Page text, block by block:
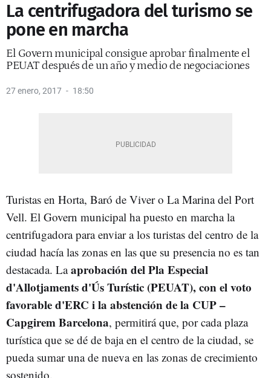
La centrifugadora del turismo se
pone en marcha
El Govern municipal consigue aprobar finalmente el
PEUAT después de un año y medio de negociaciones
27 enero, 2017 18:50
Turistas en Horta, Baró de Viver o La Marina del Port
Vell. El Govern municipal ha puesto en marcha la
centrifugadora para enviar a los turistas del centro de la
ciudad hacía las zonas en las que su presencia no es tan
destacada. Laaprobación del Pla Especial
d'Allotjaments d'Ús Turístic (PEUAT), con el voto
favorable d'ERC i la abstención de la CUP –
Capgirem Barcelona, permitirá que, por cada plaza
turística que se dé de baja en el centro de la ciudad, se
pueda sumar una de nueva en las zonas de crecimiento
sostenido.